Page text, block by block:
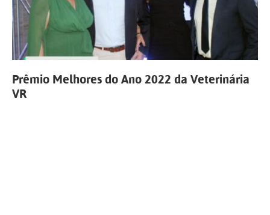
Prêmio Melhores do Ano 2022 da Veterinária
VR